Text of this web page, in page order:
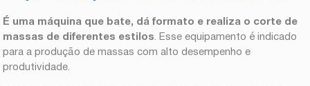
É uma máquina que bate, dá formato e realiza o corte de
massas de diferentes estilos
. Esse equipamento é indicado
para a produção de massas com alto desempenho e
produtividade.